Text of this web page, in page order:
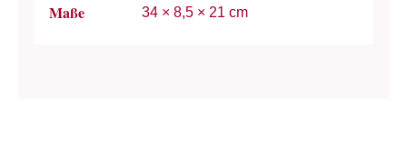
Maße 34 × 8,5 × 21 cm